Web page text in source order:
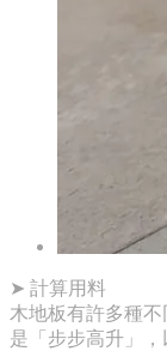
​➤ 計算用料
木地板有許多種
是「步步高升」